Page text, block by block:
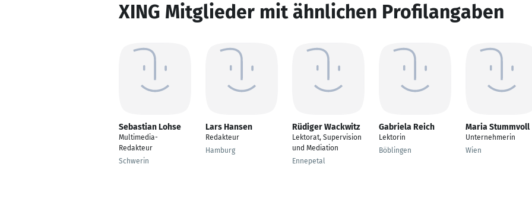
XING Mitglieder mit ähnlichen Profilangaben
Sebastian Lohse
Multimedia-
Redakteur
Schwerin
Lars Hansen
Redakteur
Hamburg
Rüdiger Wackwitz
Lektorat, Supervision
und Mediation
Ennepetal
Gabriela Reich
Lektorin
Böblingen
Maria Stummvoll
Unternehmerin
Wien